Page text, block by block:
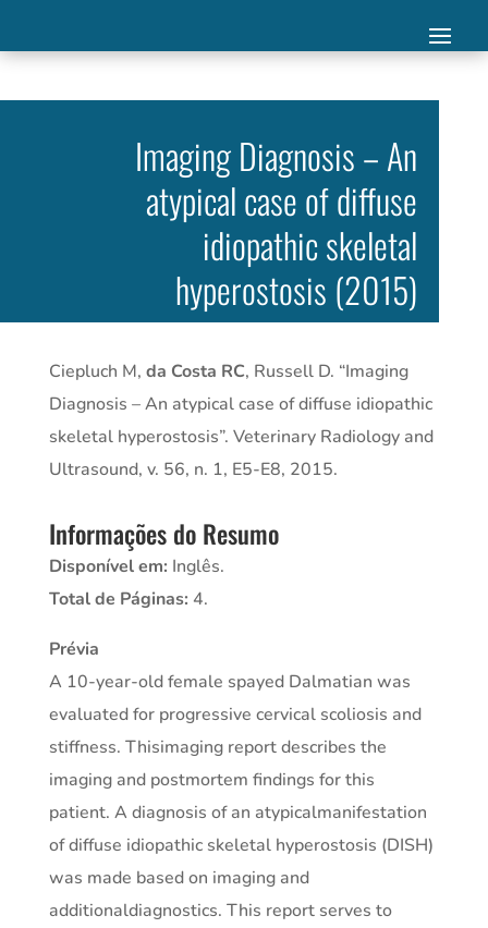
Imaging Diagnosis – An
atypical case of diffuse
idiopathic skeletal
hyperostosis (2015)
Ciepluch M, da Costa RC, Russell D. “Imaging
Diagnosis – An atypical case of diffuse idiopathic
skeletal hyperostosis”. Veterinary Radiology and
Ultrasound, v. 56, n. 1, E5-E8, 2015.
Informações do Resumo
Disponível em: Inglês.
Total de Páginas: 4.
Prévia
A 10-year-old female spayed Dalmatian was
evaluated for progressive cervical scoliosis and
stiffness. Thisimaging report describes the
imaging and postmortem findings for this
patient. A diagnosis of an atypicalmanifestation
of diffuse idiopathic skeletal hyperostosis (DISH)
was made based on imaging and
additionaldiagnostics. This report serves to